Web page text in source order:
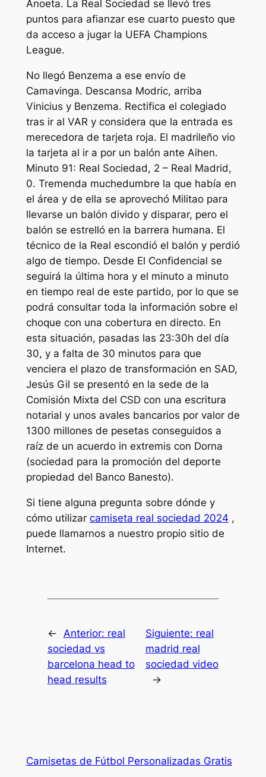
Anoeta. La Real Sociedad se llevó tres
puntos para afianzar ese cuarto puesto que
da acceso a jugar la UEFA Champions
League.
No llegó Benzema a ese envío de
Camavinga. Descansa Modric, arriba
Vinicius y Benzema. Rectifica el colegiado
tras ir al VAR y considera que la entrada es
merecedora de tarjeta roja. El madrileño vio
la tarjeta al ir a por un balón ante Aihen.
Minuto 91: Real Sociedad, 2 – Real Madrid,
0. Tremenda muchedumbre la que había en
el área y de ella se aprovechó Militao para
llevarse un balón divido y disparar, pero el
balón se estrelló en la barrera humana. El
técnico de la Real escondió el balón y perdió
algo de tiempo. Desde El Confidencial se
seguirá la última hora y el minuto a minuto
en tiempo real de este partido, por lo que se
podrá consultar toda la información sobre el
choque con una cobertura en directo. En
esta situación, pasadas las 23:30h del día
30, y a falta de 30 minutos para que
venciera el plazo de transformación en SAD,
Jesús Gil se presentó en la sede de la
Comisión Mixta del CSD con una escritura
notarial y unos avales bancarios por valor de
1300 millones de pesetas conseguidos a
raíz de un acuerdo in extremis con Dorna
(sociedad para la promoción del deporte
propiedad del Banco Banesto).
Si tiene alguna pregunta sobre dónde y
cómo utilizar camiseta real sociedad 2024 ,
puede llamarnos a nuestro propio sitio de
Internet.
← Anterior: real
sociedad vs
barcelona head to
head results
Siguiente: real
madrid real
sociedad video
→
Camisetas de Fútbol Personalizadas Gratis